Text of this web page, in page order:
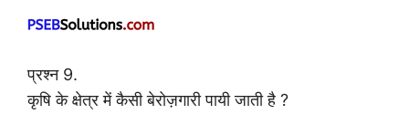
प्रश्न 9.
कृषि के क्षेत्र में कैसी बेरोज़गारी पायी जाती है ?